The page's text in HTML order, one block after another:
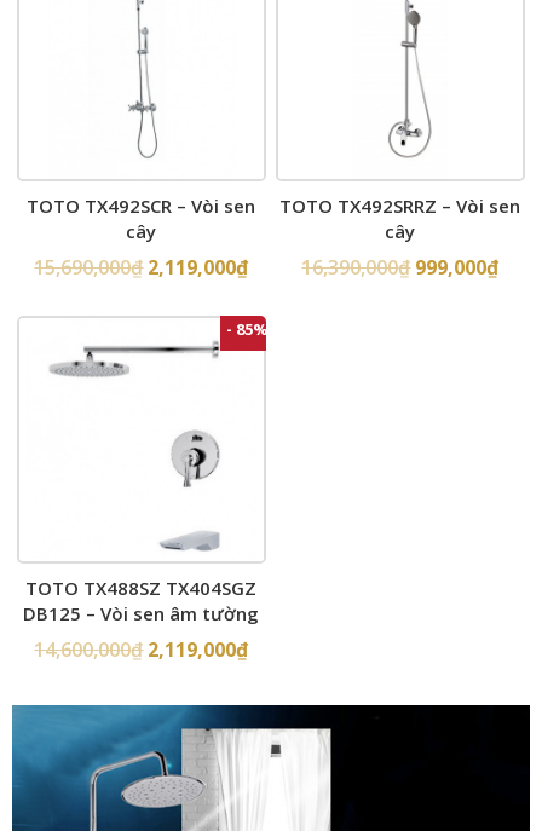
TOTO TX492SCR – Vòi sen
cây
15,690,000₫ 2,119,000₫
TOTO TX492SRRZ – Vòi sen
cây
16,390,000₫ 999,000₫
- 85%
TOTO TX488SZ TX404SGZ
DB125 – Vòi sen âm tường
14,600,000₫ 2,119,000₫